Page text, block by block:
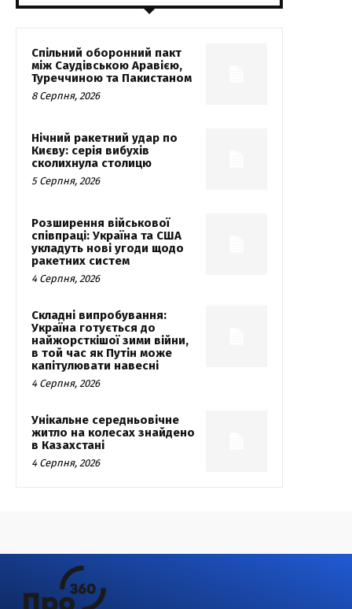
Спільний оборонний пакт
між Саудівською Аравією,
Туреччиною та Пакистаном
8 Серпня, 2026
Нічний ракетний удар по
Києву: серія вибухів
сколихнула столицю
5 Серпня, 2026
Розширення військової
співпраці: Україна та США
укладуть нові угоди щодо
ракетних систем
4 Серпня, 2026
Складні випробування:
Україна готується до
найжорсткішої зими війни,
в той час як Путін може
капітулювати навесні
4 Серпня, 2026
Унікальне середньовічне
житло на колесах знайдено
в Казахстані
4 Серпня, 2026